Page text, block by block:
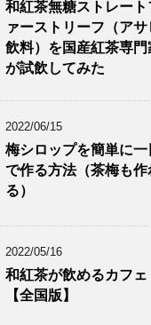
和紅茶無糖ストレート
ァーストリーフ（アサ
飲料）を国産紅茶専門
が試飲してみた
2022/06/15
梅シロップを簡単に一
で作る方法（茶梅も作
る）
2022/05/16
和紅茶が飲めるカフェ
【全国版】